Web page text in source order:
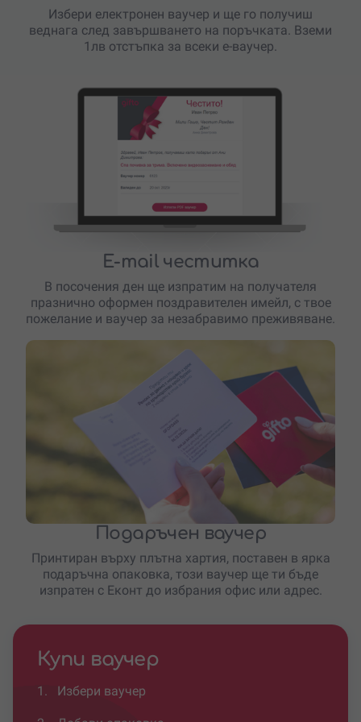
Избери електронен ваучер и ще го получиш
веднага след завършването на поръчката. Вземи
1лв отстъпка за всеки е-ваучер.
E-mail честитка
В посочения ден ще изпратим на получателя
празнично оформен поздравителен имейл, с твое
пожелание и ваучер за незабравимо преживяване.
Подаръчен ваучер
Принтиран върху плътна хартия, поставен в ярка
подаръчна опаковка, този ваучер ще ти бъде
изпратен с Еконт до избрания офис или адрес.
Купи ваучер
1. Избери ваучер